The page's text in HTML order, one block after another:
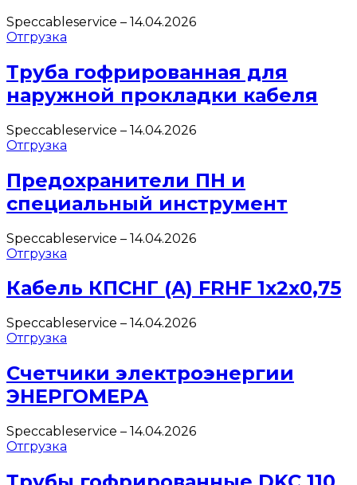
Speccableservice – 14.04.2026
Отгрузка
Труба гофрированная для
наружной прокладки кабеля
Speccableservice – 14.04.2026
Отгрузка
Предохранители ПН и
специальный инструмент
Speccableservice – 14.04.2026
Отгрузка
Кабель КПСНГ (A) FRHF 1х2х0,75
Speccableservice – 14.04.2026
Отгрузка
Счетчики электроэнергии
ЭНЕРГОМЕРА
Speccableservice – 14.04.2026
Отгрузка